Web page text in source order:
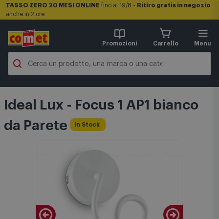
TASSO ZERO 20 MESI ONLINE fino al 19/8 - Ritiro gratis in negozio
anche in 2 ore
Promozioni Carrello Menu
Ideal Lux - Focus 1 AP1 bianco
da Parete
In Stock